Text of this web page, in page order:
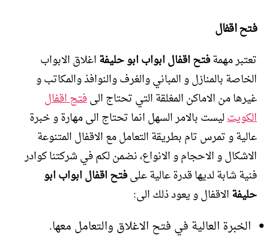
فتح اقفال
تعتبر مهمةفتح اقفال ابواب ابو حليفةاغلاق الابواب
الخاصة بالمنازل و المباني والغرف والنوافذ والمكاتب و
غيرها من الاماكن المغلقة التي تحتاج الىفتح اقفال
الكويتليست بالامر السهل انما تحتاج الى مهارة و خبرة
عالية و تمرس تام بطريقة التعامل مع الاقفال المتنوعة
الاشكال و الاحجام و الانواع، نضمن لكم في شركتنا كوادر
فنية شابة لديها قدرة عالية علىفتح اقفال ابواب ابو
حليفةالاقفال و يعود ذلك الى:
الخبرة العالية في فتح الاغلاق والتعامل معها.